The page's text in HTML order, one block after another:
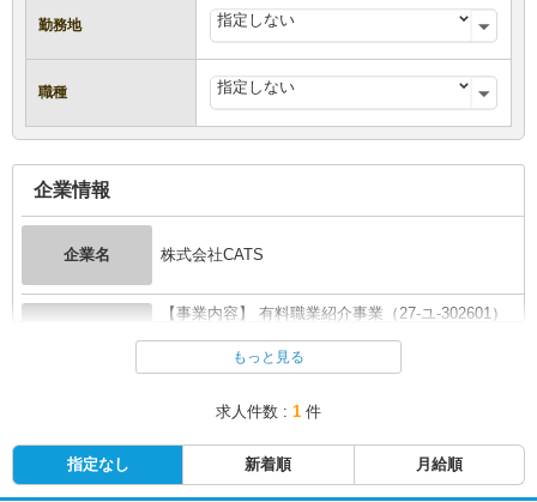
勤務地
職種
企業情報
企業名 株式会社CATS
【事業内容】 有料職業紹介事業（27-ユ-302601）
大阪府大阪市北区芝田1丁目4-14 芝田町ビル2F
URL https://cats.business
もっと見る
求人件数 : 1 件
指定なし 新着順 月給順